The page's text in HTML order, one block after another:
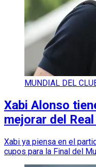
MUNDIAL DEL
Xabi Alonso
mejorar del
Xabi ya piensa en el
cupos para la Final del